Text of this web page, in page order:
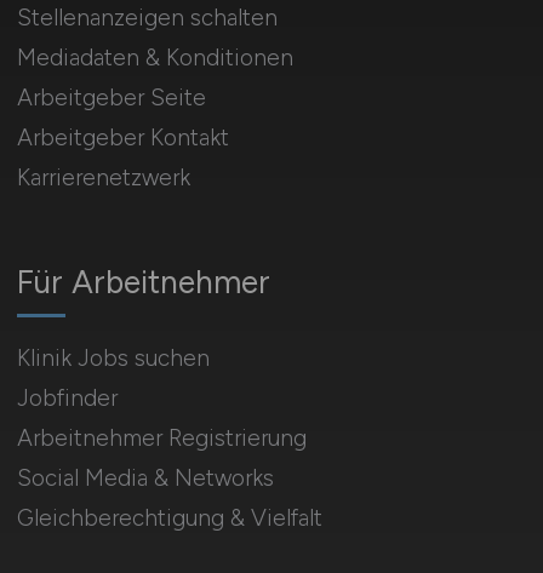
Für Arbeitnehmer
Klinik Jobs suchen
Jobfinder
Arbeitnehmer Registrierung
Social Media & Networks
Gleichberechtigung & Vielfalt
Stellenanzeigen schalten
Mediadaten & Konditionen
Arbeitgeber Seite
Arbeitgeber Kontakt
Karrierenetzwerk